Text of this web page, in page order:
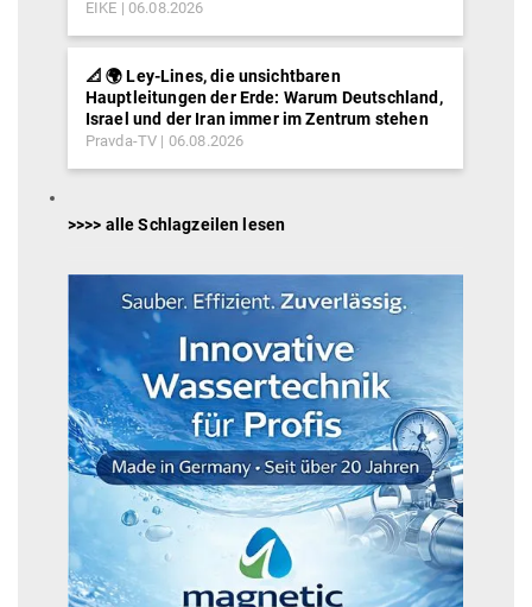
EIKE 06.08.2026
📐 🌍 Ley-Lines, die unsichtbaren
Hauptleitungen der Erde: Warum Deutschland,
Israel und der Iran immer im Zentrum stehen
Pravda-TV 06.08.2026
>>>> alle Schlagzeilen lesen